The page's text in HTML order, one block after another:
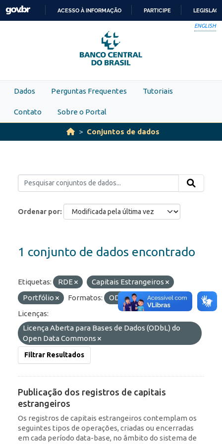
Skip to main content
PARA
O
CONTEÚDO
ACESSO À INFORMAÇÃO PARTICIPE
ENGLISH
Dados Perguntas Frequentes Tutoriais
Contato Sobre o Portal
Conjuntos de dados
Ordenar por
1 conjunto de dados encontrado
Etiquetas: RDE
Capitais Estrangeiros
Portfólio
Formatos: OData
API
Licenças:
Licença Aberta para Bases de Dados (ODbL) do
Open Data Commons
Filtrar Resultados
Publicação dos registros de capitais
estrangeiros
Os registros de capitais estrangeiros contemplam os
seguintes tipos de operações, criadas ou encerradas
em cada período data-base, no âmbito do sistema de